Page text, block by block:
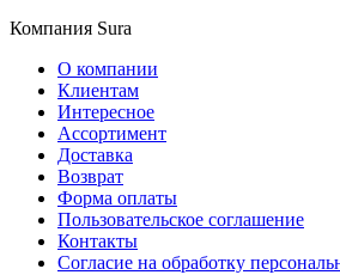
Компания Sura
О компании
Клиентам
Интересное
Ассортимент
Доставка
Возврат
Форма оплаты
Пользовательское соглашение
Контакты
Согласие на обработку